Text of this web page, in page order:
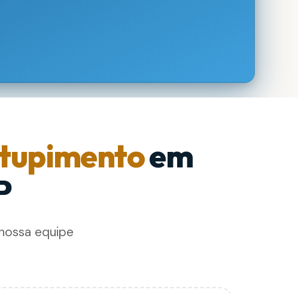
em
equipe